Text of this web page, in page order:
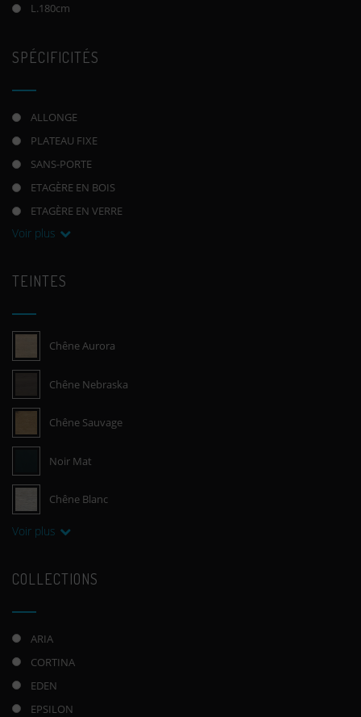
L.180cm
SPÉCIFICITÉS
ALLONGE
PLATEAU FIXE
SANS-PORTE
ETAGÈRE EN BOIS
ETAGÈRE EN VERRE
Voir plus
TEINTES
Chêne Aurora
Chêne Nebraska
Chêne Sauvage
Noir Mat
Chêne Blanc
Voir plus
COLLECTIONS
ARIA
CORTINA
EDEN
EPSILON